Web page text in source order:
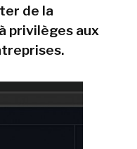
de la
privilèges aux